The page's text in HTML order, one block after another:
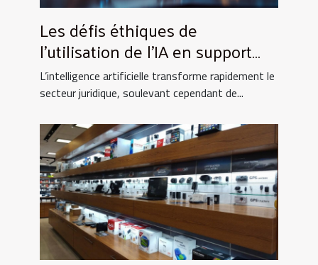
Les défis éthiques de
l'utilisation de l'IA en support
juridique
L’intelligence artificielle transforme rapidement le
secteur juridique, soulevant cependant de...